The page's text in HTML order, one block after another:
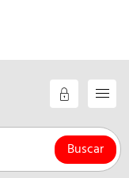
Buscar